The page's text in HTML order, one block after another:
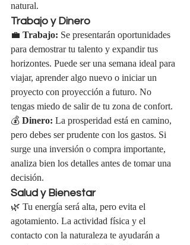
natural.
Trabajo y Dinero
💼 Trabajo: Se presentarán oportunidades
para demostrar tu talento y expandir tus
horizontes. Puede ser una semana ideal para
viajar, aprender algo nuevo o iniciar un
proyecto con proyección a futuro. No
tengas miedo de salir de tu zona de confort.
💰 Dinero: La prosperidad está en camino,
pero debes ser prudente con los gastos. Si
surge una inversión o compra importante,
analiza bien los detalles antes de tomar una
decisión.
Salud y Bienestar
🌿 Tu energía será alta, pero evita el
agotamiento. La actividad física y el
contacto con la naturaleza te ayudarán a